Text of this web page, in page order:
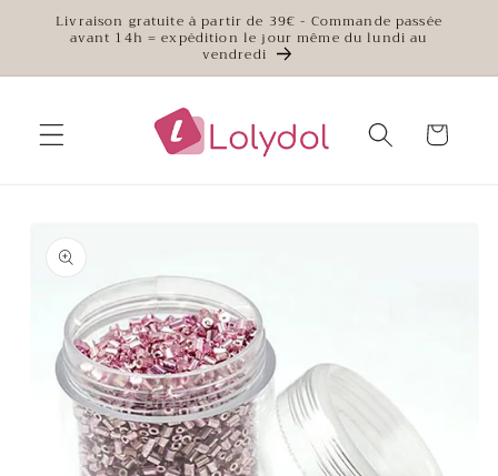
passer
contenu
Livraison gratuite à partir de 39€ - Commande passée
avant 14h = expédition le jour même du lundi au
vendredi
Panier
produits